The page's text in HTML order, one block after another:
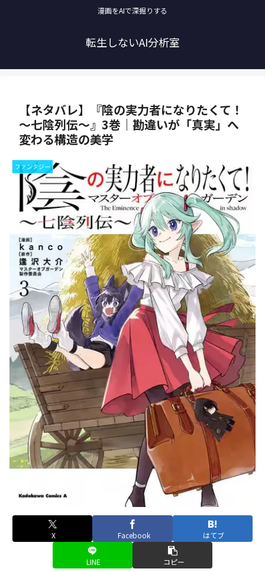
漫画をAIで深掘りする
転生しないAI分析室
【ネタバレ】『陰の実力者になりたくて！
～七陰列伝～』3巻｜勘違いが「真実」へ
変わる構造の美学
ファンタジー
X Facebook はてブ
LINE コピー